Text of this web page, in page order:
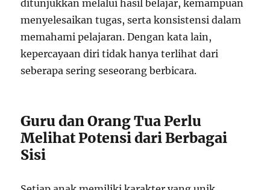
ditunjukkan melalui hasil belajar, kemampuan
menyelesaikan tugas, serta konsistensi dalam
memahami pelajaran. Dengan kata lain,
kepercayaan diri tidak hanya terlihat dari
seberapa sering seseorang berbicara.
Guru dan Orang Tua Perlu
Melihat Potensi dari Berbagai
Sisi